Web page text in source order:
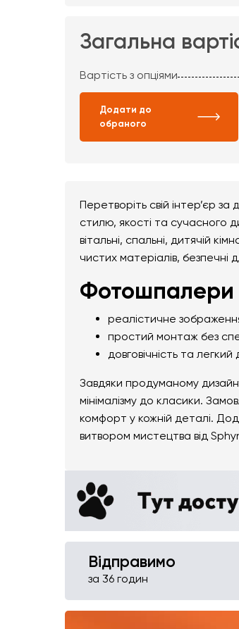
Загальна
Вартість з опціями
Додати до
обраного
Перетворіть свій інтер’єр
стилю, якості та сучасного
вітальні, спальні, дитячій
чистих матеріалів, безпечні
Фотошпалери
реалістичне
простий монтаж без
довговічність та легкий
Завдяки продуманому
мінімалізму до класики.
комфорт у кожній деталі.
витвором мистецтва від
Відправимо
за 36 годин